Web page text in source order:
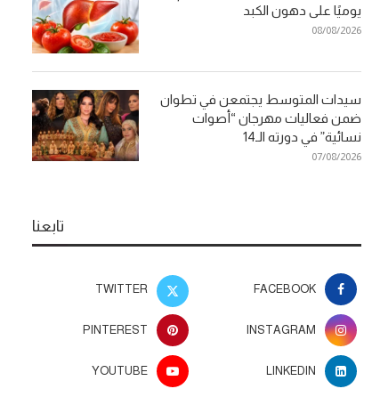
يوميًا على دهون الكبد
08/08/2026
سيدات المتوسط يجتمعن في تطوان
ضمن فعاليات مهرجان “أصوات
نسائية” في دورته الـ14
07/08/2026
تابعنا
FACEBOOK
TWITTER
INSTAGRAM
PINTEREST
LINKEDIN
YOUTUBE